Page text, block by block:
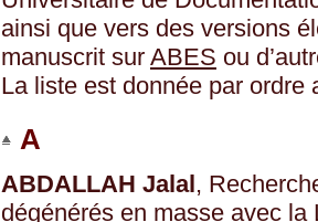
ainsi que vers des versions
manuscrit sur ABES ou
La liste est donnée par ordre
A
ABDALLAH Jalal,
dégénérés en masse avec la